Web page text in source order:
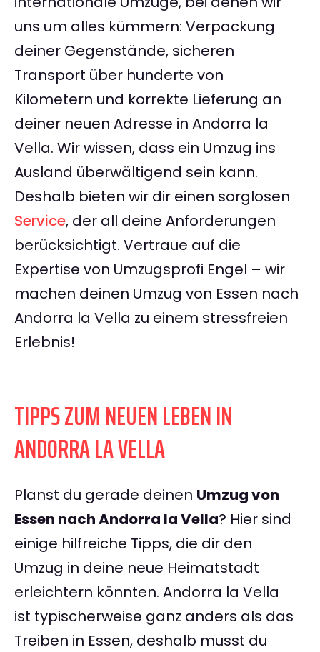
uns um alles kümmern: Verpackung
deiner Gegenstände, sicheren
Transport über hunderte von
Kilometern und korrekte Lieferung an
deiner neuen Adresse in Andorra la
Vella. Wir wissen, dass ein Umzug ins
Ausland überwältigend sein kann.
Deshalb bieten wir dir einen sorglosen
Service, der all deine Anforderungen
berücksichtigt. Vertraue auf die
Expertise von Umzugsprofi Engel – wir
machen deinen Umzug von Essen nach
Andorra la Vella zu einem stressfreien
Erlebnis!
TIPPS ZUM NEUEN LEBEN IN
ANDORRA LA VELLA
Planst du gerade deinen Umzug von
Essen nach Andorra la Vella? Hier sind
einige hilfreiche Tipps, die dir den
Umzug in deine neue Heimatstadt
erleichtern könnten. Andorra la Vella
ist typischerweise ganz anders als das
Treiben in Essen, deshalb musst du